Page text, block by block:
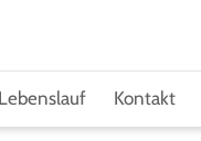
Lebenslauf Kontakt